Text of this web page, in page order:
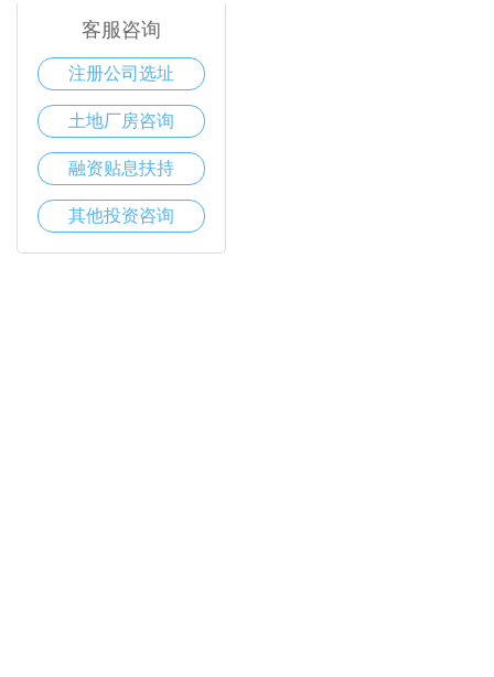
客服咨询
注册公司选址
土地厂房咨询
融资贴息扶持
其他投资咨询